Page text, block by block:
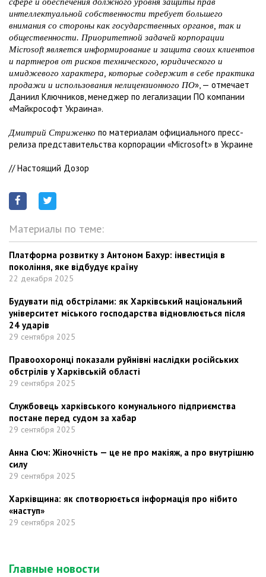
интеллектуальной собственности требует большего
внимания со стороны как государственных органов, так и
общественности. Приоритетной задачей корпорации
Microsoft является информирование и защита своих клиентов
и партнеров от рисков технического, юридического и
имиджевого характера, которые содержит в себе практика
продажи и использования нелицензионного ПО», — отмечает
Даниил Ключников, менеджер по легализации ПО компании
«Майкрософт Украина».
Дмитрий Стриженко по материалам официального пресс-
релиза представительства корпорации «Microsoft» в Украине
// Настоящий Дозор
Материалы по теме:
Платформа розвитку з Антоном Бахур: інвестиція в
покоління, яке відбудує країну
22 декабря 2025
Будувати під обстрілами: як Харківський національний
університет міського господарства відновлюється після
24 ударів
29 сентября 2025
Правоохоронці показали руйнівні наслідки російських
обстрілів у Харківській області
29 сентября 2025
Службовець харківського комунального підприємства
постане перед судом за хабар
29 сентября 2025
Анна Сюч: Жіночність — це не про макіяж, а про внутрішню
силу
29 сентября 2025
Харківщина: як спотворюється інформація про нібито
«наступ»
29 сентября 2025
Главные новости